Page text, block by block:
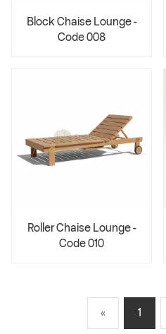
Block Chaise Lounge -
Code 008
Roller Chaise Lounge -
Code 010
« 1